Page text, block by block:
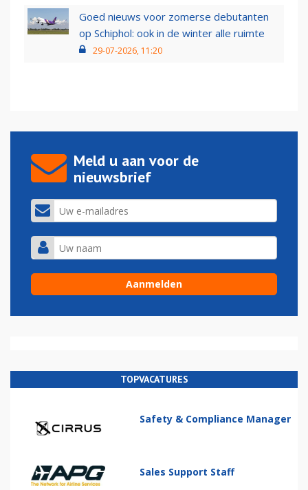
Goed nieuws voor zomerse debutanten
op Schiphol: ook in de winter alle ruimte
29-07-2026, 11:20
Meld u aan voor de
nieuwsbrief
TOPVACATURES
Safety & Compliance Manager
Sales Support Staff